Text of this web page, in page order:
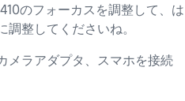
のフォーカスを調整して、は
整してくださいね。
メラアダプタ、スマホを接続